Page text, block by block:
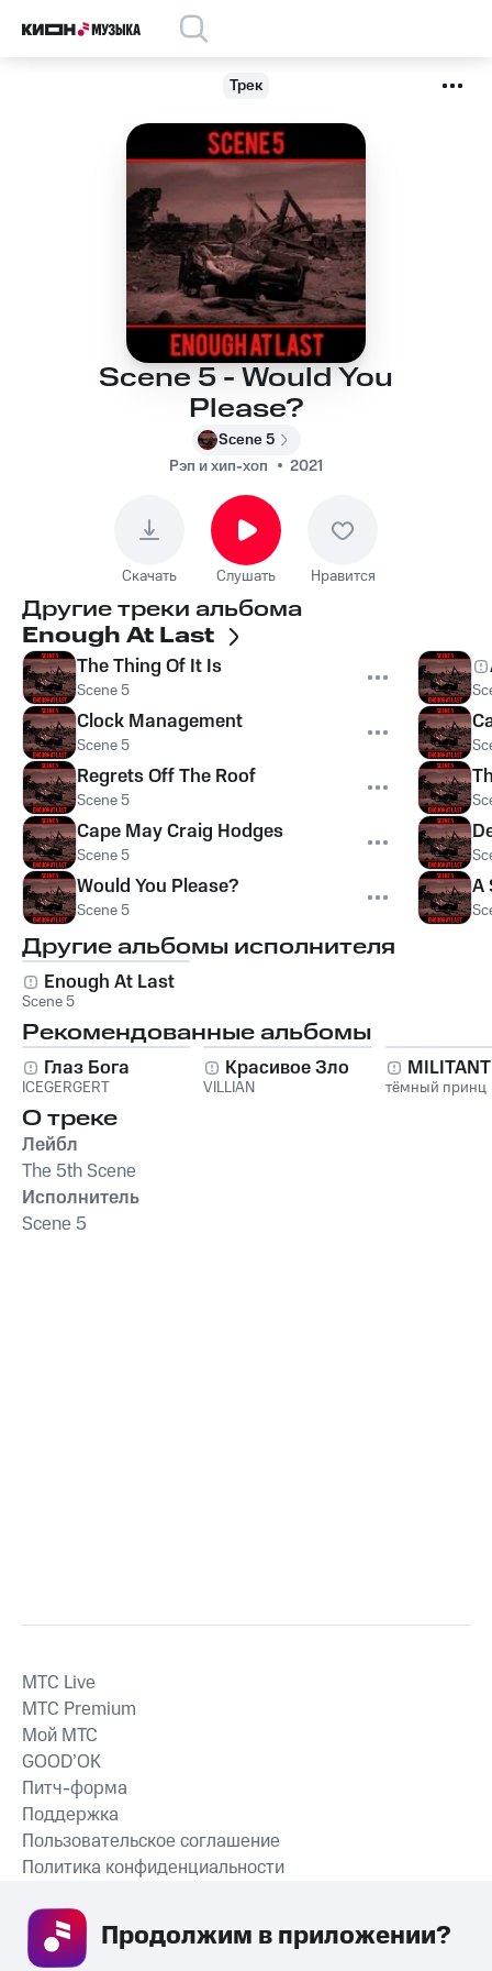
Трек
Scene 5 - Would You
Please?
Scene 5
Рэп и хип-хоп
2021
Скачать Слушать Нравится
Другие треки альбома
Enough At Last
The Thing Of It Is
Scene 5
Clock Management
Scene 5
Regrets Off The Roof
Scene 5
Cape May Craig Hodges
Scene 5
Would You Please?
Scene 5
A
Другие альбомы исполнителя
Enough At Last
Scene 5
Рекомендованные альбомы
Глаз Бога
ICEGERGERT
Красивое Зло
VILLIAN тёмный принц
О треке
Лейбл
The 5th Scene
Исполнитель
Scene 5
СКАЧАТЬ ПРИЛОЖЕНИЕ
MTС Live
MTС Premium
Мой МТС
GOOD’OK
Питч-форма
Поддержка
Пользовательское соглашение
Политика конфиденциальности